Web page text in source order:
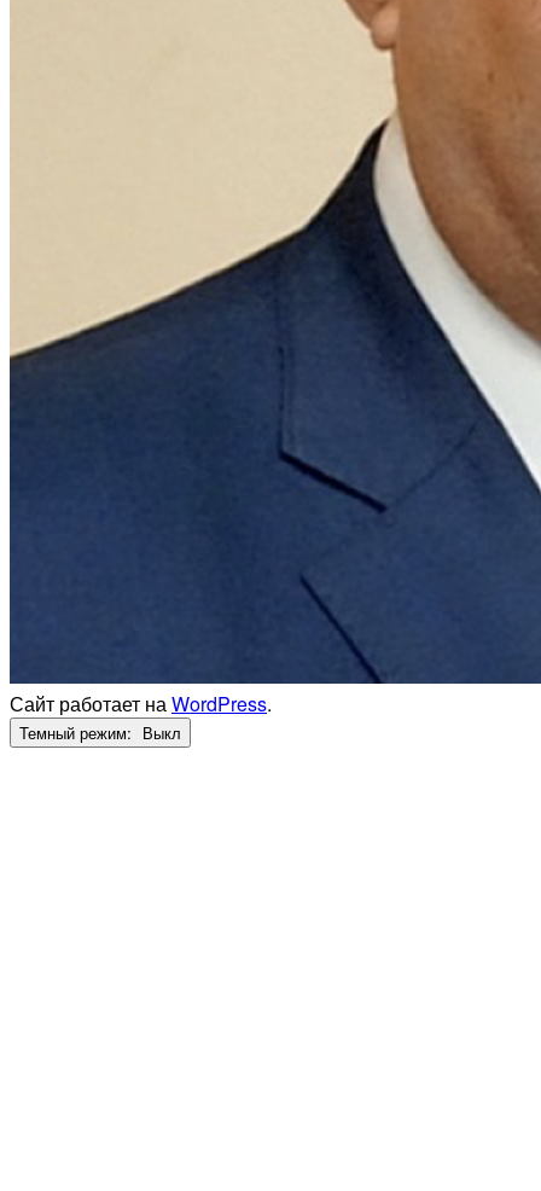
Сайт работает наWordPress.
Темный режим: